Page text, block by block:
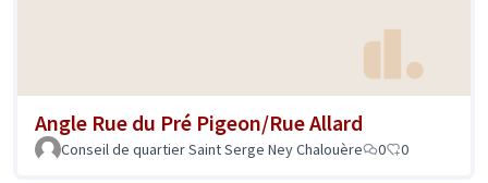
Angle Rue du Pré Pigeon/Rue Allard
Conseil de quartier Saint Serge Ney Chalouère 0 0